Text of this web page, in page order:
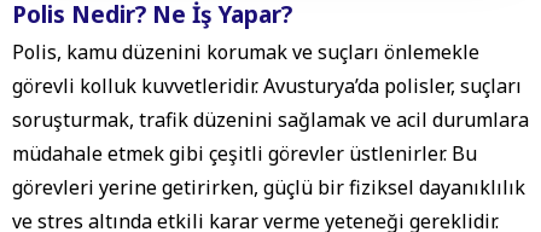
Polis Nedir? Ne İş Yapar?
Polis, kamu düzenini korumak ve suçları önlemekle
görevli kolluk kuvvetleridir. Avusturya’da polisler, suçları
soruşturmak, trafik düzenini sağlamak ve acil durumlara
müdahale etmek gibi çeşitli görevler üstlenirler. Bu
görevleri yerine getirirken, güçlü bir fiziksel dayanıklılık
ve stres altında etkili karar verme yeteneği gereklidir.